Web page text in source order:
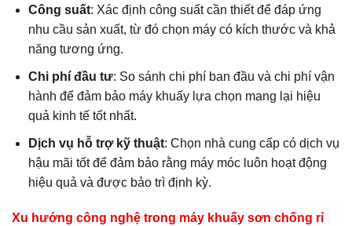
Công suất: Xác định công suất cần thiết để đáp ứng
nhu cầu sản xuất, từ đó chọn máy có kích thước và khả
năng tương ứng.
Chi phí đầu tư: So sánh chi phí ban đầu và chi phí vận
hành để đảm bảo máy khuấy lựa chọn mang lại hiệu
quả kinh tế tốt nhất.
Dịch vụ hỗ trợ kỹ thuật: Chọn nhà cung cấp có dịch vụ
hậu mãi tốt để đảm bảo rằng máy móc luôn hoạt động
hiệu quả và được bảo trì định kỳ.
Xu hướng công nghệ trong máy khuấy sơn chống rỉ